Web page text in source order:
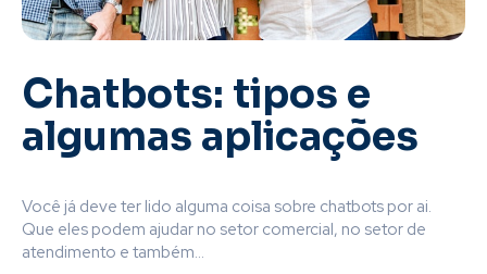
Chatbots: tipos e
algumas aplicações
Você já deve ter lido alguma coisa sobre chatbots por ai.
Que eles podem ajudar no setor comercial, no setor de
atendimento e também...